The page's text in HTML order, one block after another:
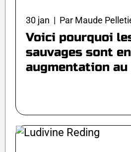
30 jan | Par Maude
Voici pourquoi
sauvages sont en
augmentation au